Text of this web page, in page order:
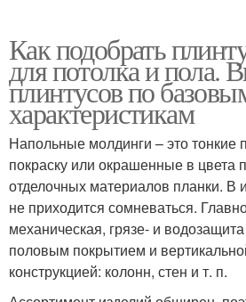
Как подобрать
для потолка и пола.
плинтусов по
характеристикам
Напольные молдинги – это тонкие
покраску или окрашенные в цвета
отделочных материалов планки. В
не приходится сомневаться.
механическая, грязе- и
половым покрытием и
конструкцией: колонн, стен и т. п.